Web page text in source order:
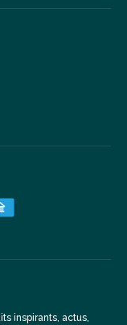
inspirants, actus,